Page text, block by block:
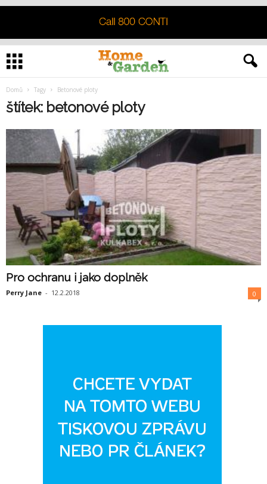
Domů Tagy Betonové ploty
štítek: betonové ploty
Pro ochranu i jako doplněk
Perry Jane - 12.2.2018 0